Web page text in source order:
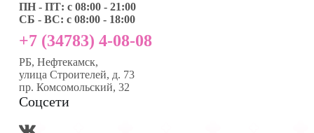
ПН - ПТ: с 08:00 - 21:00
СБ - ВС: с 08:00 - 18:00
+7 (34783) 4-08-08
РБ, Нефтекамск,
улица Строителей, д. 73
пр. Комсомольский, 32
Соцсети